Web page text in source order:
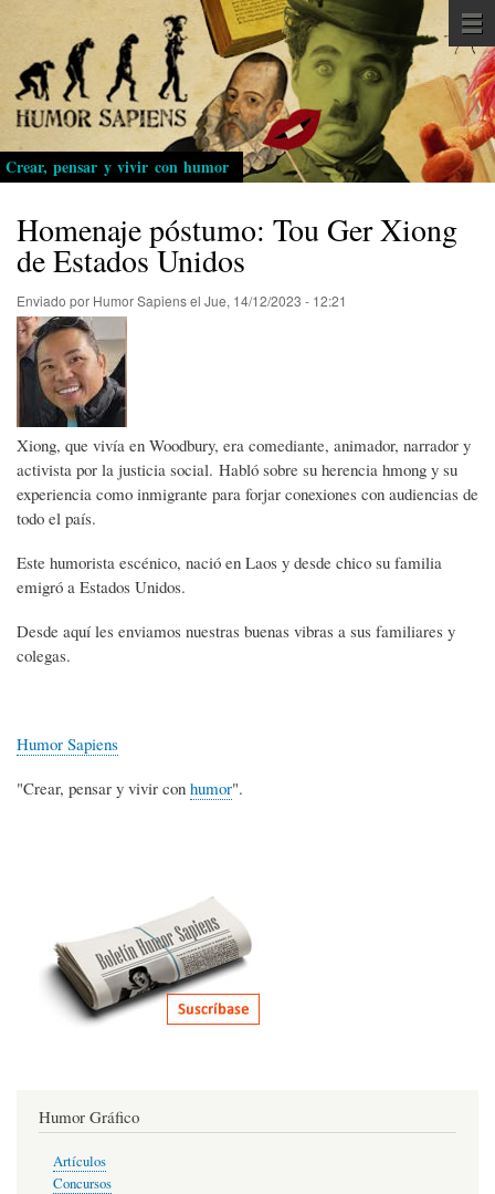
Pasar
al
contenido
principal
Crear, pensar y vivir con humor
Homenaje póstumo: Tou Ger Xiong
de Estados Unidos
Enviado por Humor Sapiensel Jue, 14/12/2023 - 12:21
Xiong, que vivía en Woodbury, era comediante, animador, narrador y
activista por la justicia social. Habló sobre su herencia hmong y su
experiencia como inmigrante para forjar conexiones con audiencias de
todo el país.
Este humorista escénico, nació en Laos y desde chico su familia
emigró a Estados Unidos.
Desde aquí les enviamos nuestras buenas vibras a sus familiares y
colegas.
Humor Sapiens
"Crear, pensar y vivir con humor".
Humor Gráfico
Artículos
Concursos